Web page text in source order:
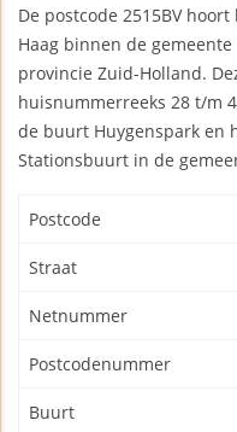
De postcode 2515BV
Haag binnen de
provincie Zuid-Holland.
huisnummerreeks 28 t/m
de buurt Huygenspark en
Stationsbuurt in de
Postcode
Straat
Netnummer
Postcodenummer
Buurt